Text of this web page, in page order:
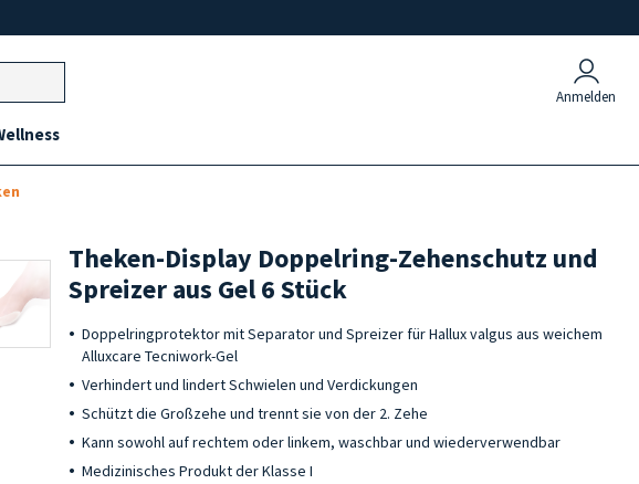
Anmelden
Theken-Display Doppelring-Zehenschutz und
Spreizer aus Gel 6 Stück
Doppelringprotektor mit Separator und Spreizer für Hallux valgus aus weichem
Alluxcare Tecniwork-Gel
Verhindert und lindert Schwielen und Verdickungen
Schützt die Großzehe und trennt sie von der 2. Zehe
Kann sowohl auf rechtem oder linkem, waschbar und wiederverwendbar
Medizinisches Produkt der Klasse I